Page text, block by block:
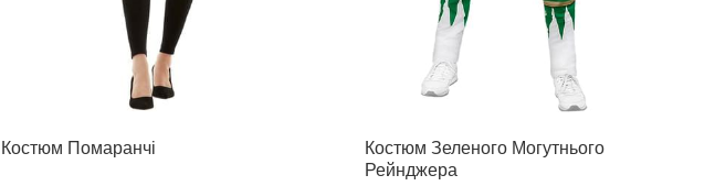
Костюм Помаранчі
Костюм Зеленого Могутнього
Рейнджера